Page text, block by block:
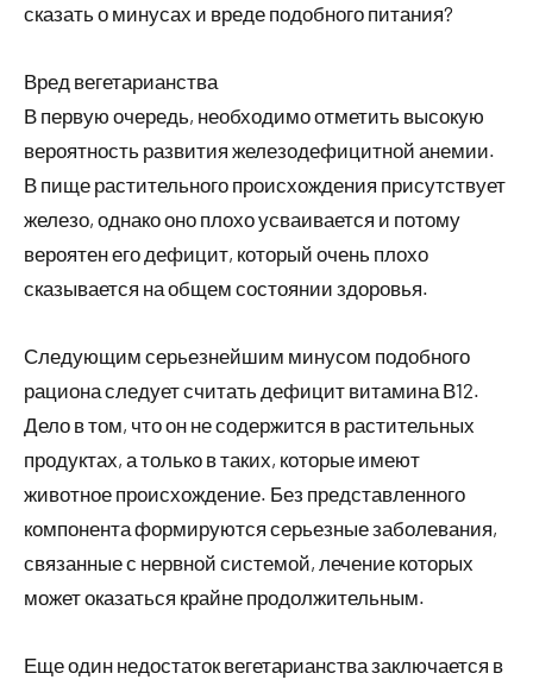
сказать о минусах и вреде подобного питания?
Вред вегетарианства
В первую очередь, необходимо отметить высокую
вероятность развития железодефицитной анемии.
В пище растительного происхождения присутствует
железо, однако оно плохо усваивается и потому
вероятен его дефицит, который очень плохо
сказывается на общем состоянии здоровья.
Следующим серьезнейшим минусом подобного
рациона следует считать дефицит витамина В12.
Дело в том, что он не содержится в растительных
продуктах, а только в таких, которые имеют
животное происхождение. Без представленного
компонента формируются серьезные заболевания,
связанные с нервной системой, лечение которых
может оказаться крайне продолжительным.
Еще один недостаток вегетарианства заключается в